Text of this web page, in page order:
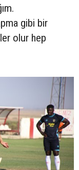
gibi bir
olur hep